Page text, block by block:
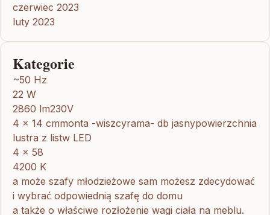
czerwiec 2023
luty 2023
Kategorie
~50 Hz
22 W
2860 lm230V
4 x 14 cmmonta -wiszcyrama- db jasnypowierzchnia
lustra z listw LED
4 x 58
4200 K
a może szafy młodzieżowe sam możesz zdecydować
i wybrać odpowiednią szafę do domu
a także o właściwe rozłożenie wagi ciała na meblu.